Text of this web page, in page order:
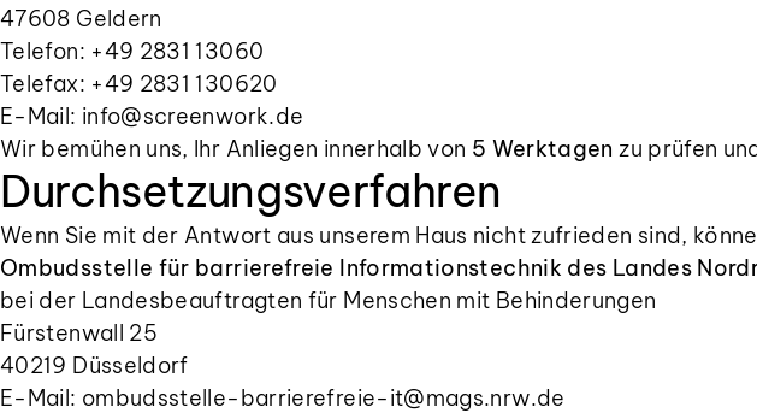
47608 Geldern
Telefon: +49 2831 13060
Telefax: +49 2831 130620
E-Mail: info@screenwork.de
Wir bemühen uns, Ihr Anliegen innerhalb von 5 Werktagen zu prüfen
Durchsetzungsverfahren
Wenn Sie mit der Antwort aus unserem Haus nicht zufrieden sind,
Ombudsstelle für barrierefreie Informationstechnik des Landes
bei der Landesbeauftragten für Menschen mit Behinderungen
Fürstenwall 25
40219 Düsseldorf
E-Mail: ombudsstelle-barrierefreie-it@mags.nrw.de